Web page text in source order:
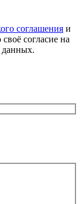
соглашения и
согласие на
данных.